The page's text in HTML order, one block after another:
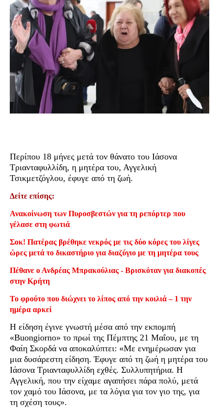
Περίπου 18 μήνες μετά τον θάνατο του Ιάσονα
Τριανταφυλλίδη, η μητέρα του, Αγγελική
Τσικμετζόγλου, έφυγε από τη ζωή.
Δείτε επίσης:
Ανακοίνωση των Πυροσβεστών για τη ρεπόρτερ που
γέλασε στη φωτιά
Σοκ! Πατέρας βρέθηκε νεκρός με τις δύο κόρες του λίγες
ώρες μετά το δικαστήριο για διαζύγιο με τη μητέρα τους
Πέθανε ο Ανδρέας Μπρακούλιας - Βρισκόταν για διακοπές
στην Κρήτη
Το φρούτο που διώχνει το λίπος από την κοιλιά – 1 την
ημέρα αρκεί
Η είδηση έγινε γνωστή μέσα από την εκπομπή
«Buongiorno» το πρωί της Πέμπτης 21 Μαΐου, με τη
Φαίη Σκορδά να αποκαλύπτει: «Με ενημέρωσαν για
μια δυσάρεστη είδηση. Έφυγε από τη ζωή η μητέρα του
Ιάσονα Τριανταφυλλίδη εχθές. Συλλυπητήρια. Η
Αγγελική, που την είχαμε αγαπήσει πάρα πολύ, μετά
τον χαμό του Ιάσονα, με τα λόγια για τον γιο της, για
τη σχέση τους».